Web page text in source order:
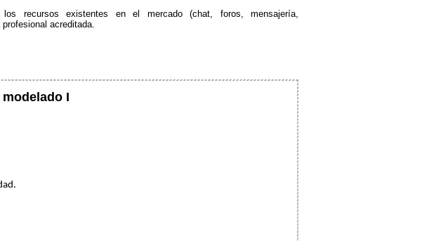
recursos existentes en el mercado (chat, foros, mensajería,
acreditada.
I